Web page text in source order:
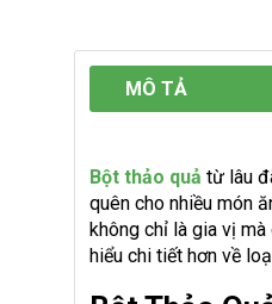
MÔ TẢ
Bột thảo quả từ lâu
quên cho nhiều món
không chỉ là gia vị
hiểu chi tiết hơn về